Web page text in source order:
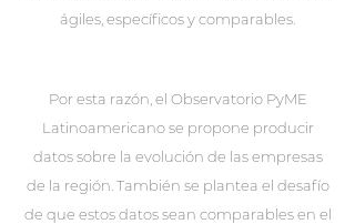
ágiles, específicos y comparables.
Por esta razón, el Observatorio PyME
Latinoamericano se propone producir
datos sobre la evolución de las empresas
de la región. También se plantea el desafío
de que estos datos sean comparables en el